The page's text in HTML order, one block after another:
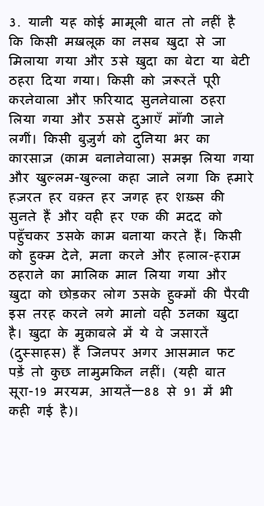
3. यानी यह कोई मामूली बात तो नहीं है
कि किसी मख़लूक़ का नसब ख़ुदा से जा
मिलाया गया और उसे ख़ुदा का बेटा या बेटी
ठहरा दिया गया। किसी को ज़रूरतें पूरी
करनेवाला और फ़रियाद सुननेवाला ठहरा
लिया गया और उससे दुआएँ माँगी जाने
लगीं। किसी बुज़ुर्ग को दुनिया भर का
कारसाज़ (काम बनानेवाला) समझ लिया गया
और खुल्लम-खुल्ला कहा जाने लगा कि हमारे
हज़रत हर वक़्त हर जगह हर शख़्स की
सुनते हैं और वही हर एक की मदद को
पहुँचकर उसके काम बनाया करते हैं। किसी
को हुक्म देने, मना करने और हलाल-हराम
ठहराने का मालिक मान लिया गया और
ख़ुदा को छोड़कर लोग उसके हुक्मों की पैरवी
इस तरह करने लगे मानो वही उनका ख़ुदा
है। ख़ुदा के मुक़ाबले में ये वे जसारतें
(दुस्साहस) हैं जिनपर अगर आसमान फट
पड़ें तो कुछ नामुमकिन नहीं। (यही बात
सूरा-19 मरयम, आयतें—88 से 91 में भी
कही गई है)।